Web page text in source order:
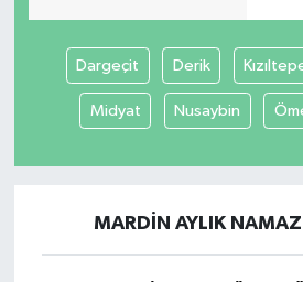
Dargeçit Derik
Midyat Nusaybin
MARDIN AYLIK NAMAZ
Kepsut
MANŞET